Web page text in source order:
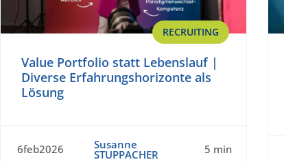
RECRUITING
Value Portfolio statt Lebenslauf |
Diverse Erfahrungshorizonte als
Lösung
6feb2026 Susanne
STUPPACHER 5 min